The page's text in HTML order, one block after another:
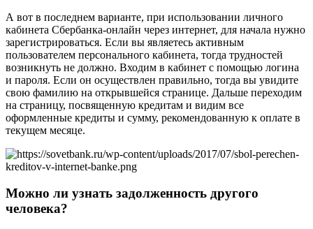
А вот в последнем варианте, при использовании личного
кабинета Сбербанка-онлайн через интернет, для начала нужно
зарегистрироваться. Если вы являетесь активным
пользователем персонального кабинета, тогда трудностей
возникнуть не должно. Входим в кабинет с помощью логина
и пароля. Если он осуществлен правильно, тогда вы увидите
свою фамилию на открывшейся странице. Дальше переходим
на страницу, посвященную кредитам и видим все
оформленные кредиты и сумму, рекомендованную к оплате в
текущем месяце.
Можно ли узнать задолженность другого
человека?